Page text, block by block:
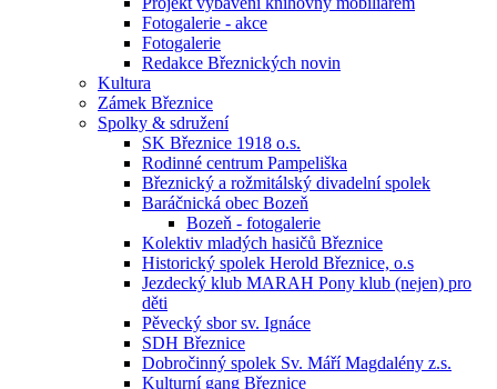
Fotogalerie - akce
Fotogalerie
Redakce Březnických novin
Kultura
Zámek Březnice
Spolky & sdružení
SK Březnice 1918 o.s.
Rodinné centrum Pampeliška
Březnický a rožmitálský divadelní spolek
Baráčnická obec Bozeň
Bozeň - fotogalerie
Kolektiv mladých hasičů Březnice
Historický spolek Herold Březnice, o.s
Jezdecký klub MARAH Pony klub (nejen) pro
děti
Pěvecký sbor sv. Ignáce
SDH Březnice
Dobročinný spolek Sv. Máří Magdalény z.s.
Kulturní gang Březnice